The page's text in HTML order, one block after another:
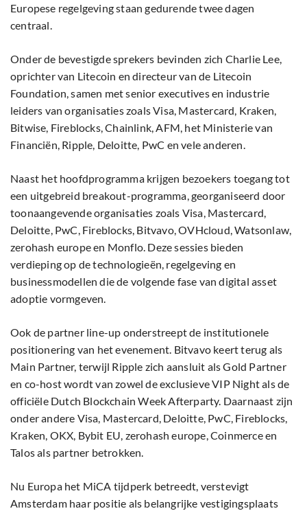
Europese regelgeving staan gedurende twee dagen
centraal.
Onder de bevestigde sprekers bevinden zich Charlie Lee,
oprichter van Litecoin en directeur van de Litecoin
Foundation, samen met senior executives en industrie
leiders van organisaties zoals Visa, Mastercard, Kraken,
Bitwise, Fireblocks, Chainlink, AFM, het Ministerie van
Financiën, Ripple, Deloitte, PwC en vele anderen.
Naast het hoofdprogramma krijgen bezoekers toegang tot
een uitgebreid breakout-programma, georganiseerd door
toonaangevende organisaties zoals Visa, Mastercard,
Deloitte, PwC, Fireblocks, Bitvavo, OVHcloud, Watsonlaw,
zerohash europe en Monflo. Deze sessies bieden
verdieping op de technologieën, regelgeving en
businessmodellen die de volgende fase van digital asset
adoptie vormgeven.
Ook de partner line-up onderstreept de institutionele
positionering van het evenement. Bitvavo keert terug als
Main Partner, terwijl Ripple zich aansluit als Gold Partner
en co-host wordt van zowel de exclusieve VIP Night als de
officiële Dutch Blockchain Week Afterparty. Daarnaast zijn
onder andere Visa, Mastercard, Deloitte, PwC, Fireblocks,
Kraken, OKX, Bybit EU, zerohash europe, Coinmerce en
Talos als partner betrokken.
Nu Europa het MiCA tijdperk betreedt, verstevigt
Amsterdam haar positie als belangrijke vestigingsplaats